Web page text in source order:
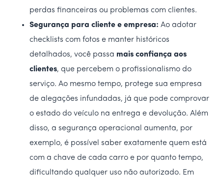
perdas financeiras ou problemas com clientes.
Segurança para cliente e empresa: Ao adotar
checklists com fotos e manter históricos
detalhados, você passa mais confiança aos
clientes, que percebem o profissionalismo do
serviço. Ao mesmo tempo, protege sua empresa
de alegações infundadas, já que pode comprovar
o estado do veículo na entrega e devolução. Além
disso, a segurança operacional aumenta, por
exemplo, é possível saber exatamente quem está
com a chave de cada carro e por quanto tempo,
dificultando qualquer uso não autorizado. Em